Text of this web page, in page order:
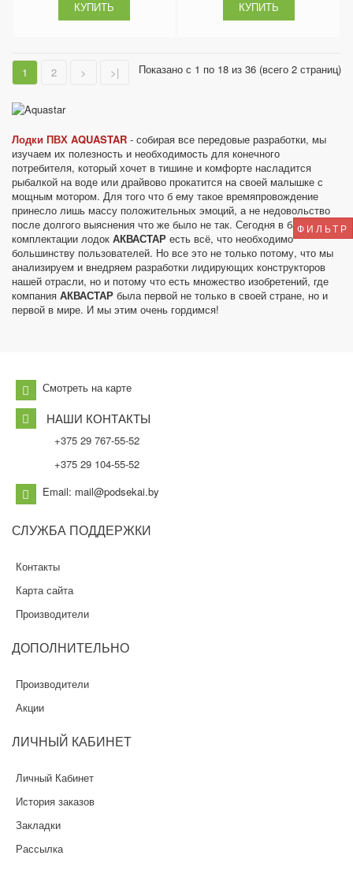
ФИЛЬТР
Лодки ПВХ AQUASTAR - собирая все передовые разработки, мы
изучаем их полезность и необходимость для конечного
потребителя, который хочет в тишине и комфорте насладится
рыбалкой на воде или драйвово прокатится на своей малышке с
мощным мотором. Для того что б ему такое времяпровождение
принесло лишь массу положительных эмоций, а не недовольство
после долгого выяснения что же было не так. Сегодня в базовой
комплектации лодок АКВАСТАР есть всё, что необходимо
большинству пользователей. Но все это не только потому, что мы
анализируем и внедряем разработки лидирующих конструкторов
нашей отрасли, но и потому что есть множество изобретений, где
компания АКВАСТАР была первой не только в своей стране, но и
первой в мире. И мы этим очень гордимся!
1 2 > >| Показано с 1 по 18 из 36 (всего 2 страниц)
Смотреть на карте
НАШИ КОНТАКТЫ
+375 29 767-55-52
+375 29 104-55-52
Email: mail@podsekai.by
СЛУЖБА ПОДДЕРЖКИ
Контакты
Карта сайта
Производители
ДОПОЛНИТЕЛЬНО
Производители
Акции
ЛИЧНЫЙ КАБИНЕТ
Личный Кабинет
История заказов
Закладки
Рассылка